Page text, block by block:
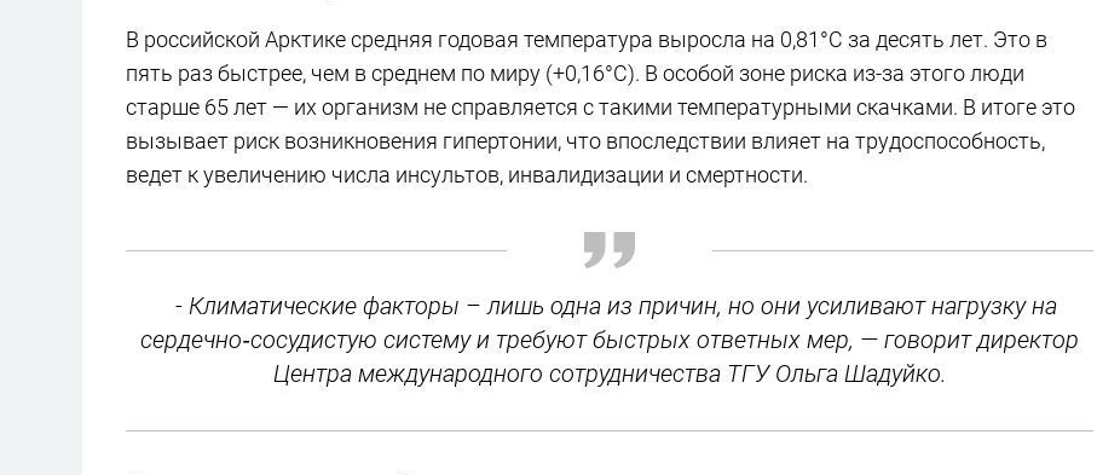
В российской Арктике средняя годовая температура выросла на 0,81°С за десять лет. Это в
пять раз быстрее, чем в среднем по миру (+0,16°С). В особой зоне риска из-за этого люди
старше 65 лет — их организм не справляется с такими температурными скачками. В итоге это
вызывает риск возникновения гипертонии, что впоследствии влияет на трудоспособность,
ведет к увеличению числа инсультов, инвалидизации и смертности.
- Климатические факторы – лишь одна из причин, но они усиливают нагрузку на
сердечно‑сосудистую систему и требуют быстрых ответных мер, — говорит директор
Центра международного сотрудничества ТГУ Ольга Шадуйко.